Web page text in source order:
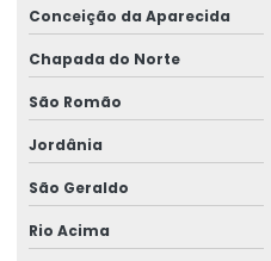
Conceição da Aparecida
Chapada do Norte
São Romão
Jordânia
São Geraldo
Rio Acima